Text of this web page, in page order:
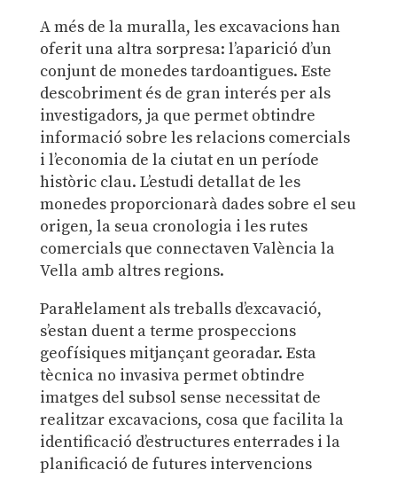
A més de la muralla, les excavacions han
oferit una altra sorpresa: l’aparició d’un
conjunt de monedes tardoantigues. Este
descobriment és de gran interés per als
investigadors, ja que permet obtindre
informació sobre les relacions comercials
i l’economia de la ciutat en un període
històric clau. L’estudi detallat de les
monedes proporcionarà dades sobre el seu
origen, la seua cronologia i les rutes
comercials que connectaven València la
Vella amb altres regions.
Paral·lelament als treballs d’excavació,
s’estan duent a terme prospeccions
geofísiques mitjançant georadar. Esta
tècnica no invasiva permet obtindre
imatges del subsol sense necessitat de
realitzar excavacions, cosa que facilita la
identificació d’estructures enterrades i la
planificació de futures intervencions